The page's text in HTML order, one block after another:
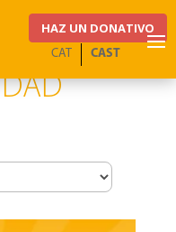
HAZ UN DONATIVO
CAST
CAT